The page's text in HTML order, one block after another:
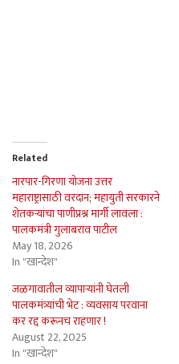
Related
नारपार-गिरणा योजना उत्तर
महाराष्ट्रासाठी वरदान; महायुती सरकारने
शेतकर्‍यांचा पाणीप्रश्न मार्गी लावला :
पालकमंत्री गुलाबराव पाटील
May 18, 2026
In "खान्देश"
जळगावातील व्यापार्‍यांनी घेतली
पालकमंत्र्यांची भेट : व्यवसाय परवाना
कर रद्द करूनच राहणार !
August 22, 2025
In "खान्देश"